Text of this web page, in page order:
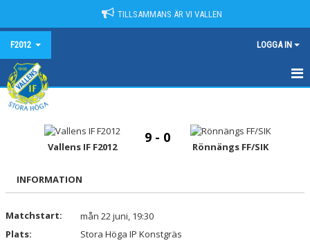
TILLSAMMANS ÄR VI VALLEN
F2012 LOGGA IN
HEM
NYHETER
MATCHER
TRUPPEN
Vallens IF F2012
9 - 0
Rönnängs FF/SIK
INFORMATION
Matchstart:
mån 22 juni, 19:30
Plats:
Stora Höga IP Konstgräs